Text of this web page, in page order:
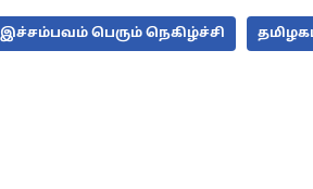
இச்சம்பவம் பெரும் நெகிழ்ச்சி